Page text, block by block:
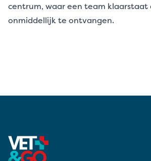
centrum, waar een team klaarstaat
onmiddellijk te ontvangen.